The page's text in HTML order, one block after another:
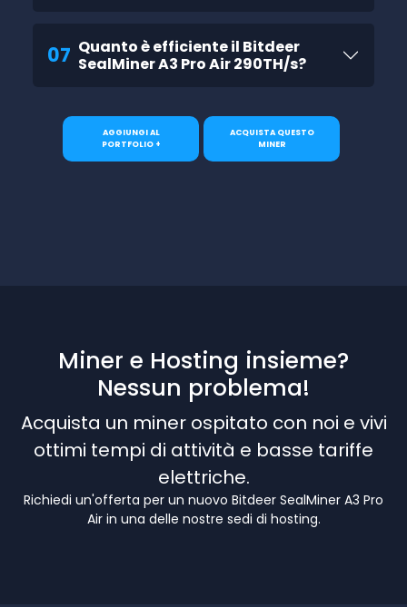
07 Quanto è efficiente il Bitdeer
SealMiner A3 Pro Air 290TH/s?
AGGIUNGI AL
PORTFOLIO +
ACQUISTA QUESTO
MINER
Miner e Hosting insieme?
Nessun problema!
Acquista un miner ospitato con noi e vivi
ottimi tempi di attività e basse tariffe
elettriche.
Richiedi un'offerta per un nuovo Bitdeer SealMiner A3 Pro
Air in una delle nostre sedi di hosting.